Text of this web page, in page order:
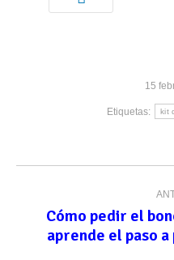
15
Etiquetas: kit
entre
Cómo pedir el
aprende el paso